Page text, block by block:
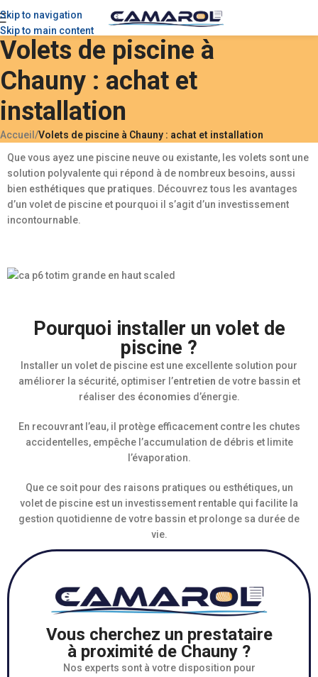
Skip to navigation
Skip to main content
Volets de piscine à
Chauny : achat et
installation
Accueil /Volets de piscine à Chauny : achat et installation
Que vous ayez une piscine neuve ou existante, les volets sont une
solution polyvalente qui répond à de nombreux besoins, aussi
bien esthétiques que pratiques. Découvrez tous les avantages
d’un volet de piscine et pourquoi il s’agit d’un investissement
incontournable.
Pourquoi installer un volet de
piscine ?
Installer un volet de piscine est une excellente solution pour
améliorer la sécurité, optimiser l’entretien de votre bassin et
réaliser des économies d’énergie.
En recouvrant l’eau, il protège efficacement contre les chutes
accidentelles, empêche l’accumulation de débris et limite
l’évaporation.
Que ce soit pour des raisons pratiques ou esthétiques, un
volet de piscine est un investissement rentable qui facilite la
gestion quotidienne de votre bassin et prolonge sa durée de
vie.
Vous cherchez un prestataire
à proximité de Chauny ?
Nos experts sont à votre disposition pour